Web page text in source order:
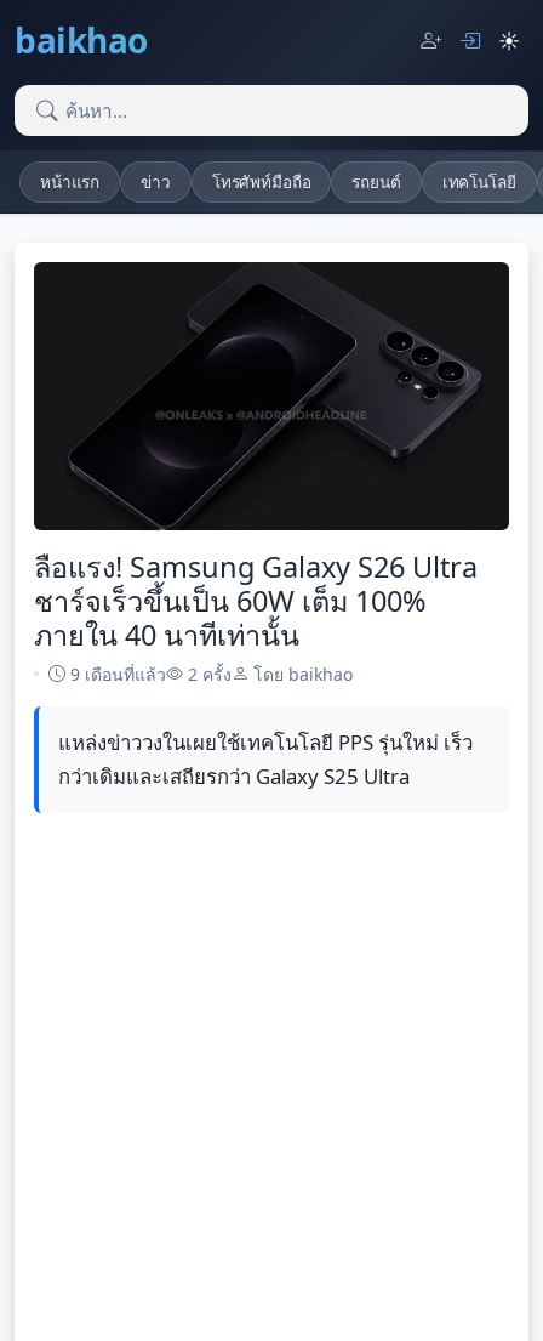
baikhao ☀️
หน้าแรก ข่าว โทรศัพท์มือถือ รถยนต์ เทคโนโลยี
ลือแรง! Samsung Galaxy S26 Ultra
ชาร์จเร็วขึ้นเป็น 60W เต็ม 100%
ภายใน 40 นาทีเท่านั้น
9 เดือนที่แล้ว 2 ครั้ง โดย baikhao
แหล่งข่าววงในเผยใช้เทคโนโลยี PPS รุ่นใหม่ เร็ว
กว่าเดิมและเสถียรกว่า Galaxy S25 Ultra